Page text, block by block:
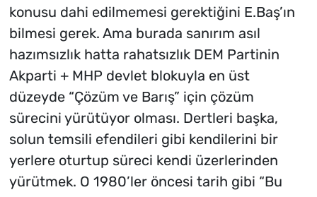
konusu dahi edilmemesi gerektiğini E.Baş’ın
bilmesi gerek. Ama burada sanırım asıl
hazımsızlık hatta rahatsızlık DEM Partinin
Akparti + MHP devlet blokuyla en üst
düzeyde “Çözüm ve Barış” için çözüm
sürecini yürütüyor olması. Dertleri başka,
solun temsili efendileri gibi kendilerini bir
yerlere oturtup süreci kendi üzerlerinden
yürütmek. O 1980’ler öncesi tarih gibi “Bu